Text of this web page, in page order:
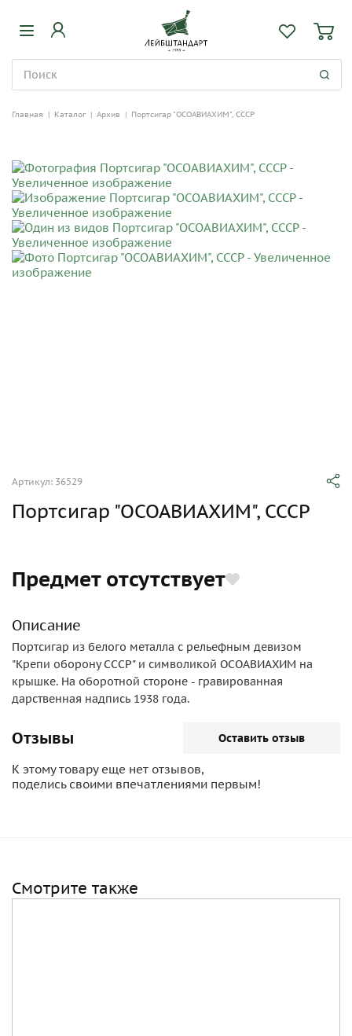
Главная | Каталог | Архив | Портсигар "ОСОАВИАХИМ", СССР
Артикул: 36529
Портсигар "ОСОАВИАХИМ", СССР
Предмет отсутствует
Описание
Портсигар из белого металла с рельефным девизом
"Крепи оборону СССР" и символикой ОСОАВИАХИМ на
крышке. На оборотной стороне - гравированная
дарственная надпись 1938 года.
Отзывы Оставить отзыв
К этому товару еще нет отзывов,
поделись своими впечатлениями первым!
Смотрите также